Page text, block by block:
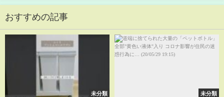
おすすめの記事
未分類 未分類